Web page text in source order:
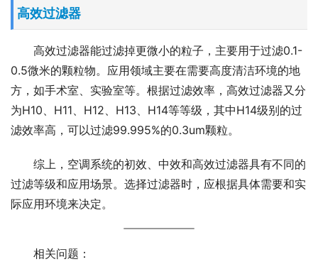
高效过滤器
高效过滤器能过滤掉更微小的粒子，主要用于过滤0.1-
0.5微米的颗粒物。应用领域主要在需要高度清洁环境的地
方，如手术室、实验室等。根据过滤效率，高效过滤器又分
为H10、H11、H12、H13、H14等等级，其中H14级别的过
滤效率高，可以过滤99.995%的0.3um颗粒。
综上，空调系统的初效、中效和高效过滤器具有不同的
过滤等级和应用场景。选择过滤器时，应根据具体需要和实
际应用环境来决定。
相关问题：